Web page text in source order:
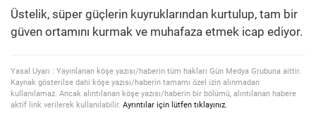
Üstelik, süper güçlerin kuyruklarından kurtulup, tam bir
güven ortamını kurmak ve muhafaza etmek icap ediyor.
Yasal Uyarı : Yayınlanan köşe yazısı/haberin tüm hakları Gün Medya Grubuna aittir.
Kaynak gösterilse dahi köşe yazısı/haberin tamamı özel izin alınmadan
kullanılamaz. Ancak alıntılanan köşe yazısı/haberin bir bölümü, alıntılanan habere
aktif link verilerek kullanılabilir. Ayrıntılar için lütfen tıklayınız.